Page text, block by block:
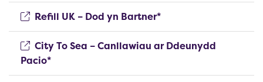
Refill UK – Dod yn Bartner*(opens new window)
City To Sea – Canllawiau ar Ddeunydd
Pacio*(opens new window)